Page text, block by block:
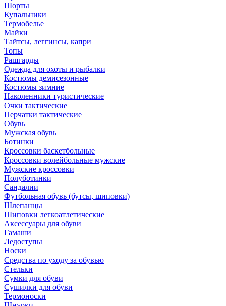
Шорты
Купальники
Термобелье
Майки
Тайтсы, леггинсы, капри
Топы
Рашгарды
Одежда для охоты и рыбалки
Костюмы демисезонные
Костюмы зимние
Наколенники туристические
Очки тактические
Перчатки тактические
Обувь
Мужская обувь
Ботинки
Кроссовки баскетбольные
Кроссовки волейбольные мужские
Мужские кроссовки
Полуботинки
Сандалии
Футбольная обувь (бутсы, шиповки)
Шлепанцы
Шиповки легкоатлетические
Аксессуары для обуви
Гамаши
Ледоступы
Носки
Средства по уходу за обувью
Стельки
Сумки для обуви
Сушилки для обуви
Термоноски